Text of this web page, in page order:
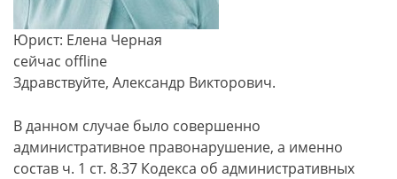
Юрист: Елена Черная
сейчас offline
Здравствуйте, Александр Викторович.
В данном случае было совершенно
административное правонарушение, а именно
состав ч. 1 ст. 8.37 Кодекса об административных